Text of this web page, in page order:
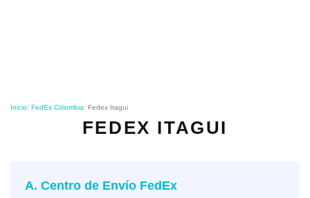
Inicio FedEx Colombia Fedex Itagui
FEDEX ITAGUI
A. Centro de Envío FedEx